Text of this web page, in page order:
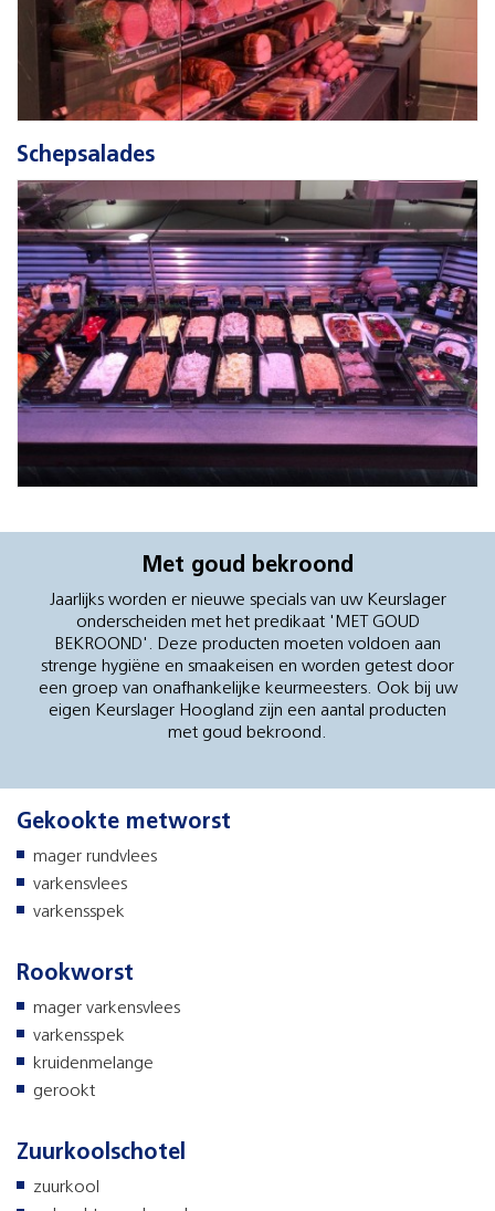
Schepsalades
Met goud bekroond
Jaarlijks worden er nieuwe specials van uw Keurslager
onderscheiden met het predikaat 'MET GOUD
BEKROOND'. Deze producten moeten voldoen aan
strenge hygiëne en smaakeisen en worden getest door
een groep van onafhankelijke keurmeesters. Ook bij uw
eigen Keurslager Hoogland zijn een aantal producten
met goud bekroond.
Gekookte metworst
mager rundvlees
varkensvlees
varkensspek
Rookworst
mager varkensvlees
varkensspek
kruidenmelange
gerookt
Zuurkoolschotel
zuurkool